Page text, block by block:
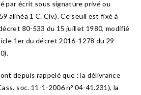
par écrit sous signature privé ou
alinéa 1 C. Civ.). Ce seuil est fixé à
80-533 du 15 juillet 1980, modifié
1er du décret 2016-1278 du 29
depuis rappelé que : la délivrance
soc. 11-1-2006 n° 04-41.231), la